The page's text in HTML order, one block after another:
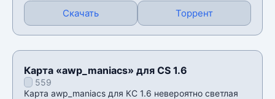
Скачать Торрент
Карта «awp_maniacs» для CS 1.6
559
Карта awp_maniacs для КС 1.6 невероятно светлая